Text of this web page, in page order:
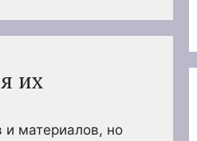
их
материалов, но